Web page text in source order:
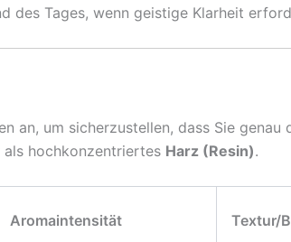
des Tages, wenn geistige Klarheit
an, um sicherzustellen, dass Sie genau
als hochkonzentriertes Harz (Resin).
Aromaintensität Textur/